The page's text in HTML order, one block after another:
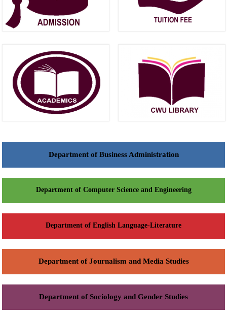
Department of Business Administration
Department of Computer Science and Engineering
Department of English Language-Literature
Department of Journalism and Media Studies
Department of Sociology and Gender Studies